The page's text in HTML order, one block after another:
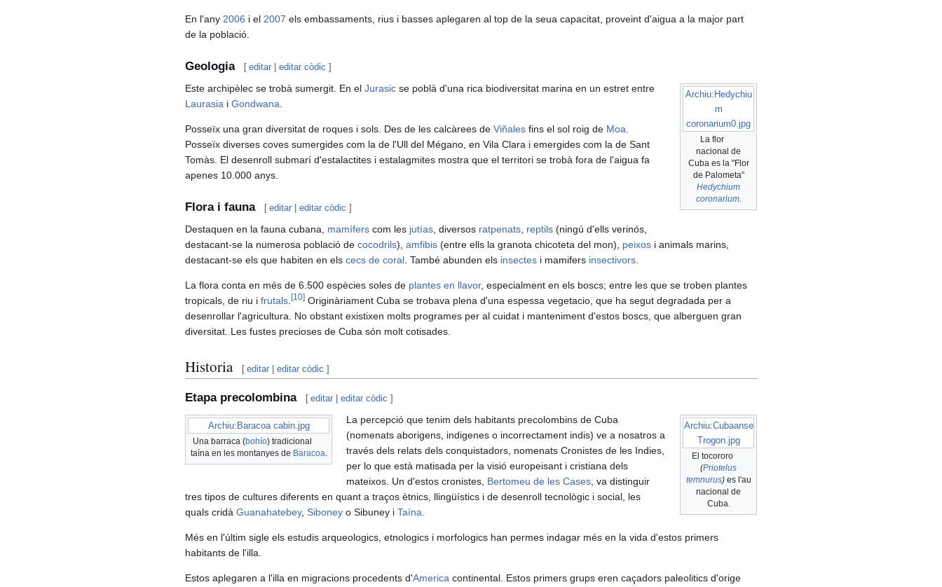
En l'any 2006 i el 2007 els embassaments, rius i basses aplegaren al top de la seua capacitat, proveint d'aigua a la major part
de la població.
Geologia [ editar |editar còdic ]
Archiu:Hedychiu
m
coronarium0.jpg
La flor
nacional de
Cuba es la "Flor
de Palometa"
Hedychium
coronarium.
Este archipèlec se trobà sumergit. En el Jurasic se poblà d'una rica biodiversitat marina en un estret entre
Laurasia i Gondwana
Posseïx una gran diversitat de roques i sols. Des de les calcàrees de Viñales fins el sol roig de Moa
Posseïx diverses coves sumergides com la de l'Ull del Mégano, en Vila Clara i emergides com la de Sant
Tomàs. El desenroll submarí d'estalactites i estalagmites mostra que el territori se trobà fora de l'aigua fa
apenes 10.000 anys.
Flora i fauna [ editar |editar còdic ]
Destaquen en la fauna cubana, mamífers com les jutías, diversos ratpenats, reptils (ningú d'ells verinós,
destacant-se la numerosa població de cocodrils), amfibis (entre ells la granota chicoteta del mon), peixos i animals marins,
destacant-se els que habiten en els cecs de coral. També abunden els insectes i mamifers insectivors.
La flora conta en més de 6.500 espècies soles de plantes en llavor, especialment en els boscs; entre les que se troben plantes
tropicals, de riu i frutals. [10] Originàriament Cuba se trobava plena d'una espessa vegetacio, que ha segut degradada per a
desenrollar l'agricultura. No obstant existixen molts programes per al cuidat i manteniment d'estos boscs, que alberguen gran
diversitat. Les fustes precioses de Cuba són molt cotisades.
Historia [ editar |editar còdic ]
Etapa precolombina [ editar |editar còdic ]
Archiu:Baracoa cabin.jpg
Una barraca (bohío) tradicional
taína en les montanyes de Baracoa.
Archiu:Cubaanse
Trogon.jpg
El tocororo
(Priotelus
temnurus)es l'au
nacional de
Cuba.
La percepció que tenim dels habitants precolombins de Cuba
(nomenats aborigens, indigenes o incorrectament indis) ve a nosatros a
través dels relats dels conquistadors, nomenats Cronistes de les Indies,
per lo que està matisada per la visió europeisant i cristiana dels
mateixos. Un d'estos cronistes, Bertomeu de les Cases, va distinguir
tres tipos de cultures diferents en quant a traços ètnics, llingüístics i de desenroll tecnològic i social, les
quals cridà Guanahatebey, Siboney o Sibuney i Taína
Més en l'últim sigle els estudis arqueologics, etnologics i morfologics han permes indagar més en la vida d'estos primers
habitants de l'illa.
Estos aplegaren a l'illa en migracions procedents d'America continental. Estos primers grups eren caçadors paleolitics d'orige